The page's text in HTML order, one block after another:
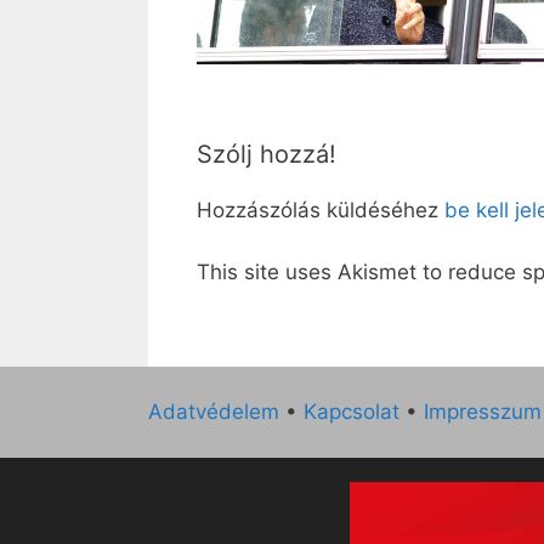
Szólj hozzá!
Hozzászólás küldéséhez be kell
This site uses Akismet to reduce
Adatvédelem • Kapcsolat • Impresszum